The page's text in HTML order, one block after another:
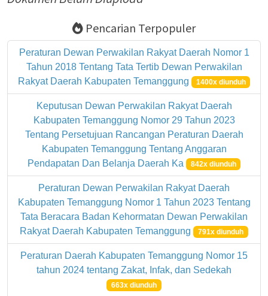
Pencarian Terpopuler
Peraturan Dewan Perwakilan Rakyat Daerah Nomor 1
Tahun 2018 Tentang Tata Tertib Dewan Perwakilan
Rakyat Daerah Kabupaten Temanggung
1400x diunduh
Keputusan Dewan Perwakilan Rakyat Daerah
Kabupaten Temanggung Nomor 29 Tahun 2023
Tentang Persetujuan Rancangan Peraturan Daerah
Kabupaten Temanggung Tentang Anggaran
Pendapatan Dan Belanja Daerah Ka
842x diunduh
Peraturan Dewan Perwakilan Rakyat Daerah
Kabupaten Temanggung Nomor 1 Tahun 2023 Tentang
Tata Beracara Badan Kehormatan Dewan Perwakilan
Rakyat Daerah Kabupaten Temanggung 791x diunduh
Peraturan Daerah Kabupaten Temanggung Nomor 15
tahun 2024 tentang Zakat, Infak, dan Sedekah
663x diunduh